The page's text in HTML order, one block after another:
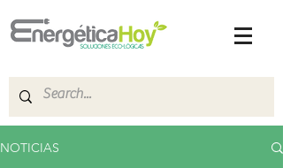
NOTICIAS